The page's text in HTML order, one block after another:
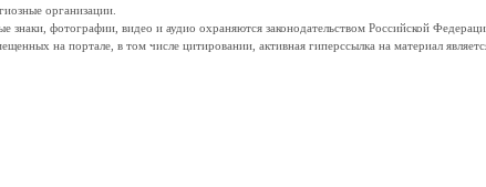
организации.
фотографии, видео и аудио охраняются законодательством Российской
на портале, в том числе цитировании, активная гиперссылка на материал